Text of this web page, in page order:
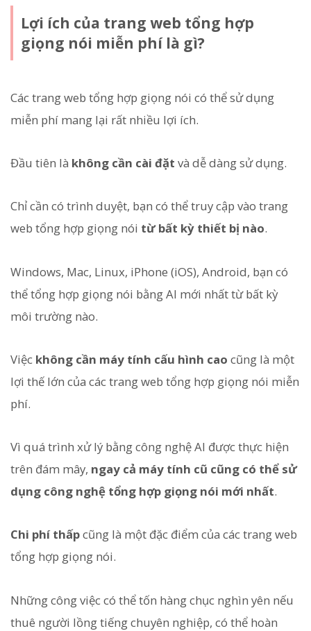
Lợi ích của trang web tổng hợp
giọng nói miễn phí là gì?
Các trang web tổng hợp giọng nói có thể sử dụng
miễn phí mang lại rất nhiều lợi ích.
Đầu tiên là không cần cài đặt và dễ dàng sử dụng.
Chỉ cần có trình duyệt, bạn có thể truy cập vào trang
web tổng hợp giọng nói từ bất kỳ thiết bị nào.
Windows, Mac, Linux, iPhone (iOS), Android, bạn có
thể tổng hợp giọng nói bằng AI mới nhất từ bất kỳ
môi trường nào.
Việc không cần máy tính cấu hình cao cũng là một
lợi thế lớn của các trang web tổng hợp giọng nói miễn
phí.
Vì quá trình xử lý bằng công nghệ AI được thực hiện
trên đám mây, ngay cả máy tính cũ cũng có thể sử
dụng công nghệ tổng hợp giọng nói mới nhất.
Chi phí thấpcũng là một đặc điểm của các trang web
tổng hợp giọng nói.
Những công việc có thể tốn hàng chục nghìn yên nếu
thuê người lồng tiếng chuyên nghiệp, có thể hoàn